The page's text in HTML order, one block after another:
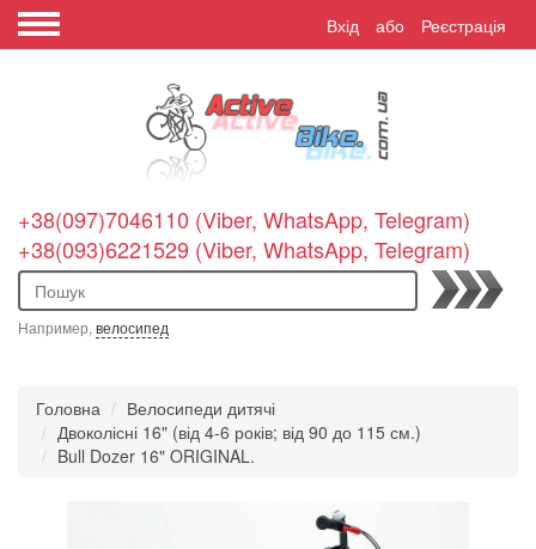
Вхід або Реєстрація
+38(097)7046110 (Viber, WhatsApp, Telegram)
+38(093)6221529 (Viber, WhatsApp, Telegram)
Пошук
Например, велосипед
Головна
Велосипеди дитячі
Двоколісні 16" (від 4-6 років; від 90 до 115 см.)
Bull Dozer 16" ORIGINAL.